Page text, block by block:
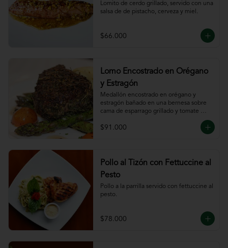
Lomito de cerdo grillado, servido con una
salsa de de pistacho, cerveza y miel.
$66.000
Lomo Encostrado en Orégano
y Estragón
Medallón encostrado en orégano y
estragón bañado en una bernesa sobre
cama de esparrago grillado y tomate
$91.000
Pollo al Tizón con Fettuccine al
Pesto
Pollo a la parrilla servido con fettuccine al
pesto.
$78.000